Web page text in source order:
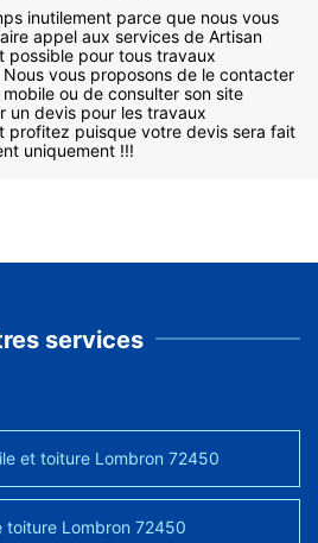
inutilement parce que nous vous
appel aux services de Artisan
possible pour tous travaux
vous proposons de le contacter
ou de consulter son site
un devis pour les travaux
puisque votre devis sera fait
uniquement !!!
services
et toiture Lombron 72450
toiture Lombron 72450